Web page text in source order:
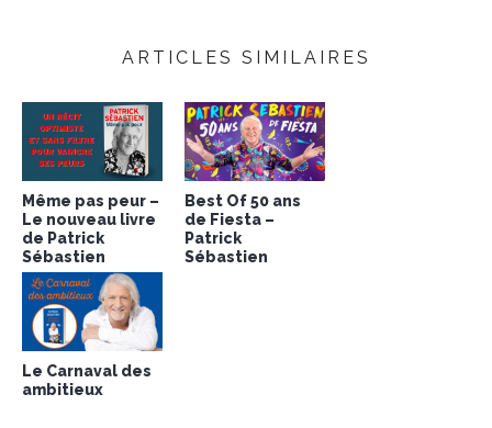
ARTICLES SIMILAIRES
Même pas peur –
Le nouveau livre
de Patrick
Sébastien
Best Of 50 ans
de Fiesta –
Patrick
Sébastien
Le Carnaval des
ambitieux